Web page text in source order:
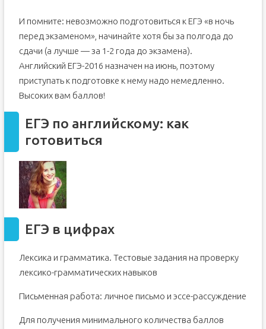
И помните: невозможно подготовиться к ЕГЭ «в ночь
перед экзаменом», начинайте хотя бы за полгода до
сдачи (а лучше — за 1-2 года до экзамена).
Английский ЕГЭ-2016 назначен на июнь, поэтому
приступать к подготовке к нему надо немедленно.
Высоких вам баллов!
ЕГЭ по английскому: как
готовиться
ЕГЭ в цифрах
Лексика и грамматика. Тестовые задания на проверку
лексико-грамматических навыков
Письменная работа: личное письмо и эссе-рассуждение
Для получения минимального количества баллов